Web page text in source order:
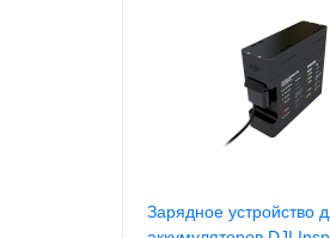
Зарядное устройство